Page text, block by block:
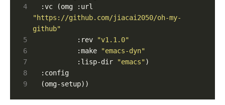
4
"https://github.com/jiacai2050/oh-my-
github"
5
           :rev
"v1.1.0"
6
           :make
"emacs-dyn"
7
           :lisp-dir
"emacs"
8
  :config
9
  (omg-setup))